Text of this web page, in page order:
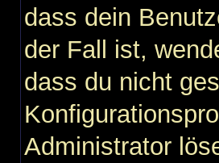
dass dein
der Fall ist,
dass du nicht
Administrator